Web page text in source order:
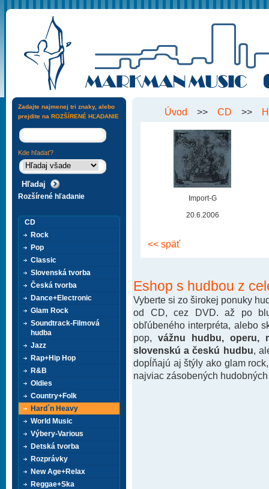
Úvod >> CD >>
Import-G
20.6.2006
<< späť
Eshop s hudbou z
Vyberte si zo širokej ponuky
od CD, cez DVD. až po
obľúbeného interpréta, alebo
pop, vážnu hudbu, operu,
slovenskú a českú hudbu ,
dopĺňajú aj štýly ako glam
najviac zásobených
Zadajte najmenej tri znaky, alebo
prejdite na ROZŠÍRENÉ HĽADANIE
Kde hľadať?
Rozšírené hľadanie
CD
Rock
Pop
Classic
Slovenská tvorba
Česká tvorba
Dance+Electronic
Glam Rock
Soundtrack-Filmová
hudba
Jazz
Rap+Hip Hop
R&B
Oldies
Country+Folk
Hard´n Heavy
World Music
Výbery-Various
Detská tvorba
Rozprávky
New Age+Relax
Reggae+Ska